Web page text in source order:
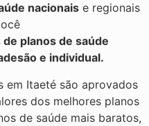
nacionaise regionais
planos de saúde
e individual.
em Itaeté são aprovados
dos melhores planos
de saúde mais baratos,